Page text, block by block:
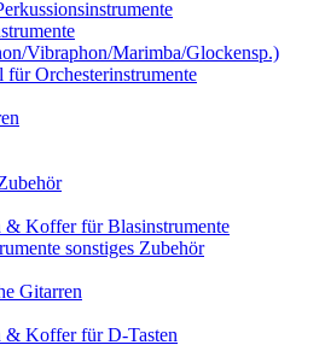
Vibraphon/Marimba/Glockensp.)
für Orchesterinstrumente
& Koffer für Blasinstrumente
sonstiges Zubehör
Gitarren
& Koffer für D-Tasten